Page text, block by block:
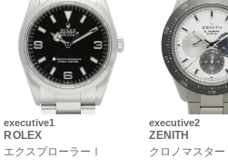
executive1
ROLEX
エクスプローラーⅠ
executive2
ZENITH
クロノマスター